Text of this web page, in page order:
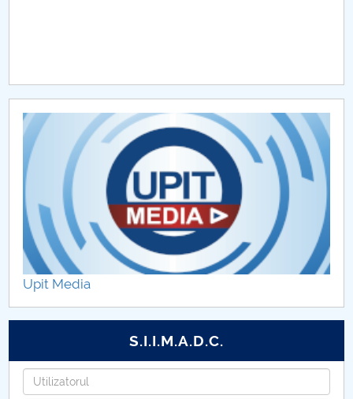
Upit Media
S.I.I.M.A.D.C.
Username